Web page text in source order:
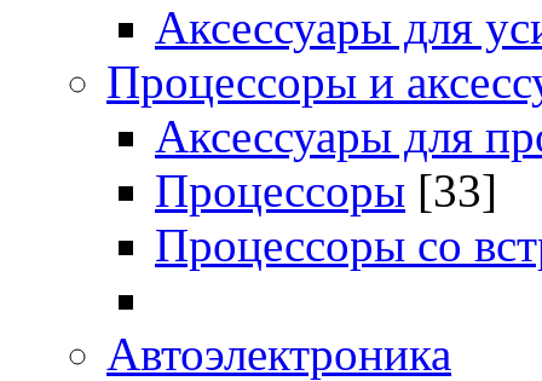
Аксессуары для
Процессоры и
Аксессуары для
Процессоры [33]
Процессоры со
Автоэлектроника